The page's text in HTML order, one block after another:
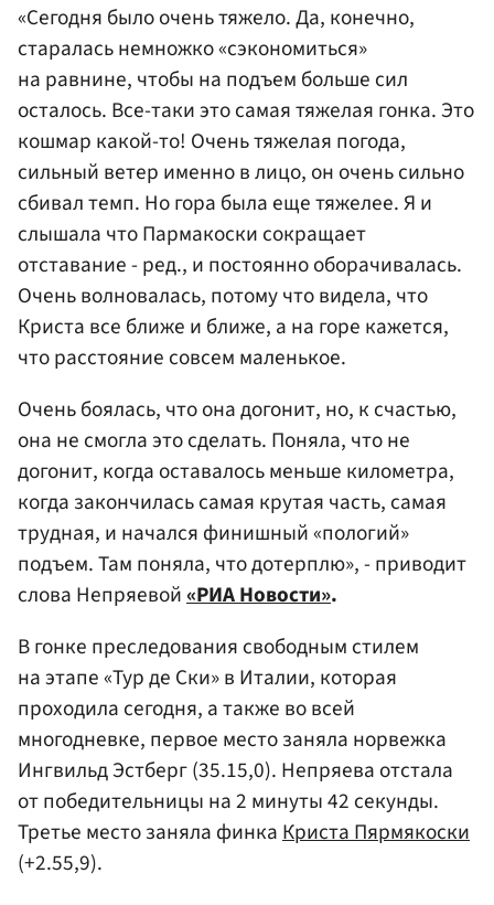
«Сегодня было очень тяжело. Да, конечно,
старалась немножко «сэкономиться»
на равнине, чтобы на подъем больше сил
осталось. Все-таки это самая тяжелая гонка. Это
кошмар какой-то! Очень тяжелая погода,
сильный ветер именно в лицо, он очень сильно
сбивал темп. Но гора была еще тяжелее. Я и
слышала что Пармакоски сокращает
отставание - ред., и постоянно оборачивалась.
Очень волновалась, потому что видела, что
Криста все ближе и ближе, а на горе кажется,
что расстояние совсем маленькое.
Очень боялась, что она догонит, но, к счастью,
она не смогла это сделать. Поняла, что не
догонит, когда оставалось меньше километра,
когда закончилась самая крутая часть, самая
трудная, и начался финишный «пологий»
подъем. Там поняла, что дотерплю», - приводит
слова Непряевой«РИА Новости».
В гонке преследования свободным стилем
на этапе «Тур де Ски» в Италии, которая
проходила сегодня, а также во всей
многодневке, первое место заняла норвежка
Ингвильд Эстберг (35.15,0). Непряева отстала
от победительницы на 2 минуты 42 секунды.
Третье место заняла финкаКриста Пярмякоски
(+2.55,9).